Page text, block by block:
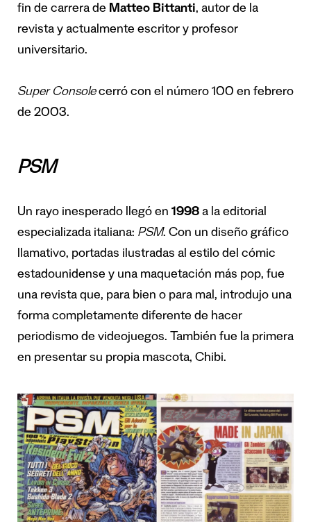
fin de carrera de Matteo Bittanti, autor de la
revista y actualmente escritor y profesor
universitario.
Super Consolecerró con el número 100 en febrero
de 2003.
PSM
Un rayo inesperado llegó en 1998 a la editorial
especializada italiana: PSM. Con un diseño gráfico
llamativo, portadas ilustradas al estilo del cómic
estadounidense y una maquetación más pop, fue
una revista que, para bien o para mal, introdujo una
forma completamente diferente de hacer
periodismo de videojuegos. También fue la primera
en presentar su propia mascota, Chibi.